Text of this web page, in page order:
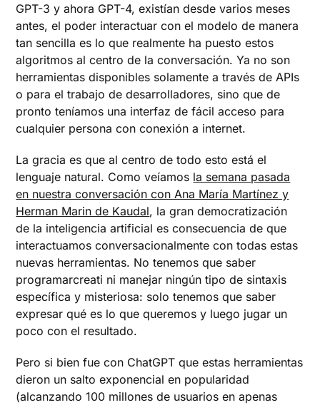
GPT-3 y ahora GPT-4, existían desde varios meses
antes, el poder interactuar con el modelo de manera
tan sencilla es lo que realmente ha puesto estos
algoritmos al centro de la conversación. Ya no son
herramientas disponibles solamente a través de APIs
o para el trabajo de desarrolladores, sino que de
pronto teníamos una interfaz de fácil acceso para
cualquier persona con conexión a internet.
La gracia es que al centro de todo esto está el
lenguaje natural. Como veíamos la semana pasada
en nuestra conversación con Ana María Martínez y
Herman Marin de Kaudal, la gran democratización
de la inteligencia artificial es consecuencia de que
interactuamos conversacionalmente con todas estas
nuevas herramientas. No tenemos que saber
programarcreati ni manejar ningún tipo de sintaxis
específica y misteriosa: solo tenemos que saber
expresar qué es lo que queremos y luego jugar un
poco con el resultado.
Pero si bien fue con ChatGPT que estas herramientas
dieron un salto exponencial en popularidad
(alcanzando 100 millones de usuarios en apenas